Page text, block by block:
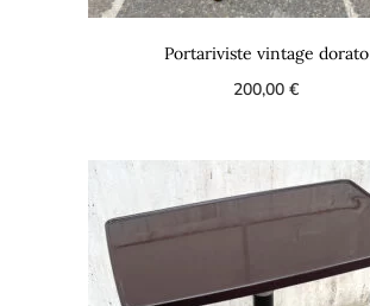
Portariviste vintage dorato
200,00€